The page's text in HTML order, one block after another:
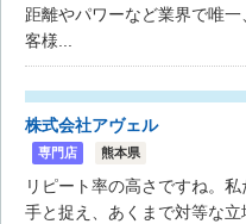
距離やパワーなど業界で唯
客様...
株式会社アヴェル
専門店 熊本県
リピート率の高さですね。
手と捉え、あくまで対等な